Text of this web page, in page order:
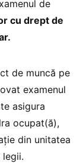
de
cu drept de
de muncă pe
examenul
asigura
ocupat(ă),
din unitatea